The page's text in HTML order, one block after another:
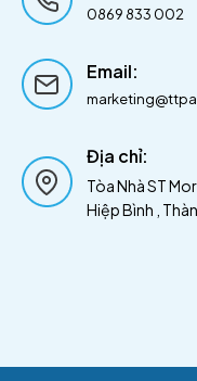
0869 833 002
Email:
Địa chỉ:
Tòa Nhà ST
Hiệp Bình ,